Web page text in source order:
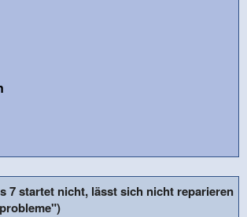
7 startet nicht, lässt sich nicht reparieren